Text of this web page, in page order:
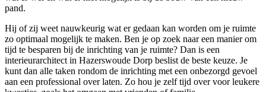
pand.
Hij of zij weet nauwkeurig wat er gedaan kan worden om je ruimte
zo optimaal mogelijk te maken. Ben je op zoek naar een manier om
tijd te besparen bij de inrichting van je ruimte? Dan is een
interieurarchitect in Hazerswoude Dorp beslist de beste keuze. Je
kunt dan alle taken rondom de inrichting met een onbezorgd gevoel
aan een professional over laten. Zo hou je zelf tijd over voor leukere